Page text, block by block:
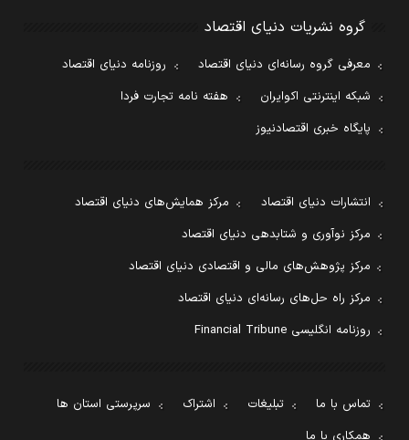
گروه نشریات دنیای اقتصاد
معرفی گروه رسانه‌ای دنیای اقتصاد
روزنامه دنیای اقتصاد
شبکه اینترنتی اکوایران
هفته نامه تجارت فردا
پایگاه خبری اقتصادنیوز
انتشارات دنیای اقتصاد
مرکز همایش‌های دنیای اقتصاد
مرکز نوآوری و شتابدهی دنیای اقتصاد
مرکز پژوهش‌های مالی و اقتصادی دنیای اقتصاد
مرکز راه حل‌های رسانه‌ای دنیای اقتصاد
روزنامه انگلیسی Financial Tribune
تماس با ما تبلیغات اشتراک
سرپرستی استان ها